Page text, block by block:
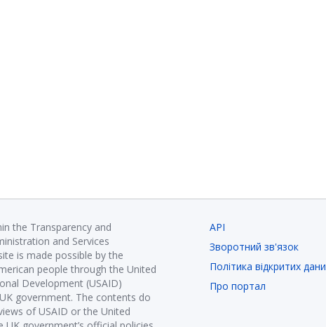
the Transparency and
and Services
is made possible by the
people through the United
Development (USAID)
government. The contents do
of USAID or the United
API
Зворотний зв'язок
Політика відкритих
Про портал